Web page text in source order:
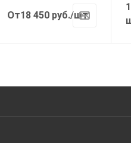
От18 450 руб./шт